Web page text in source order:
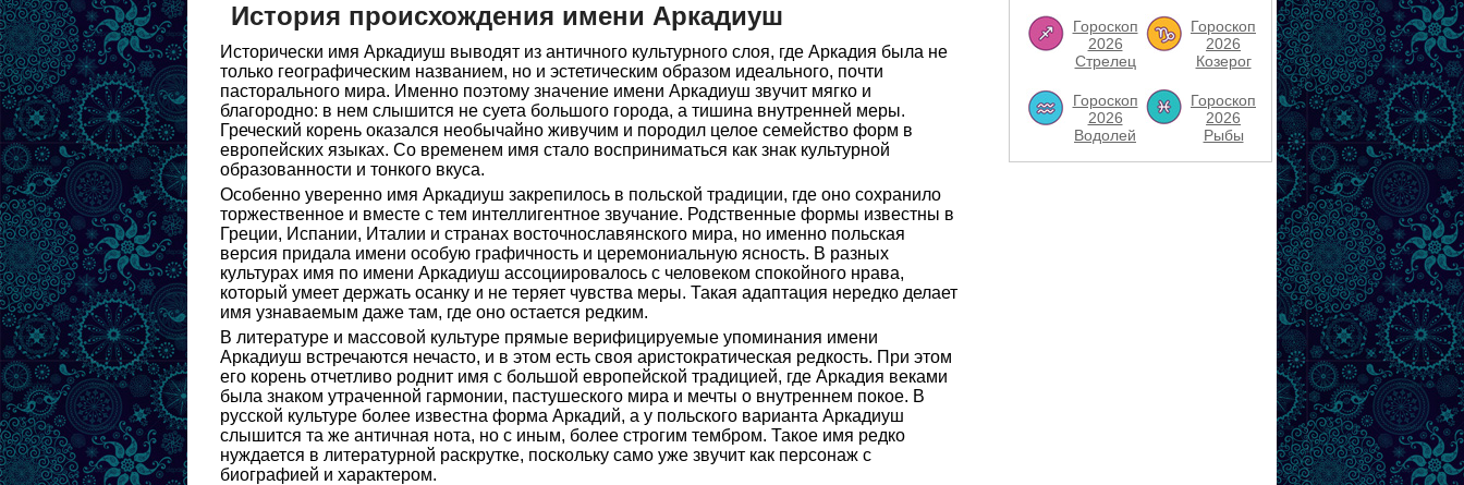
История происхождения имени Аркадиуш
Исторически имя Аркадиуш выводят из античного культурного слоя, где Аркадия была не
только географическим названием, но и эстетическим образом идеального, почти
пасторального мира. Именно поэтому значение имени Аркадиуш звучит мягко и
благородно: в нем слышится не суета большого города, а тишина внутренней меры.
Греческий корень оказался необычайно живучим и породил целое семейство форм в
европейских языках. Со временем имя стало восприниматься как знак культурной
образованности и тонкого вкуса.
Особенно уверенно имя Аркадиуш закрепилось в польской традиции, где оно сохранило
торжественное и вместе с тем интеллигентное звучание. Родственные формы известны в
Греции, Испании, Италии и странах восточнославянского мира, но именно польская
версия придала имени особую графичность и церемониальную ясность. В разных
культурах имя по имени Аркадиуш ассоциировалось с человеком спокойного нрава,
который умеет держать осанку и не теряет чувства меры. Такая адаптация нередко делает
имя узнаваемым даже там, где оно остается редким.
В литературе и массовой культуре прямые верифицируемые упоминания имени
Аркадиуш встречаются нечасто, и в этом есть своя аристократическая редкость. При этом
его корень отчетливо роднит имя с большой европейской традицией, где Аркадия веками
была знаком утраченной гармонии, пастушеского мира и мечты о внутреннем покое. В
русской культуре более известна форма Аркадий, а у польского варианта Аркадиуш
слышится та же античная нота, но с иным, более строгим тембром. Такое имя редко
нуждается в литературной раскрутке, поскольку само уже звучит как персонаж с
биографией и характером.
Гороскоп
2026
Стрелец
Гороскоп
2026
Козерог
Гороскоп
2026
Водолей
Гороскоп
2026
Рыбы